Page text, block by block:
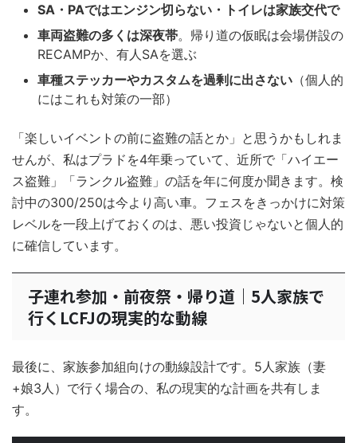
SA・PAではエンジン切らない・トイレは家族交代で
車両盗難の多くは深夜帯。帰り道の仮眠は会場併設の
RECAMPか、有人SAを選ぶ
車種ステッカーやカスタムを過剰に出さない （個人的
にはこれも対策の一部）
「楽しいイベントの前に盗難の話とか」と思うかもしれま
せんが、私はプラドを4年乗っていて、近所で「ハイエー
ス盗難」「ランクル盗難」の話を年に何度か聞きます。検
討中の300/250は今より高い車。フェスをきっかけに対策
レベルを一段上げておくのは、悪い投資じゃないと個人的
に確信しています。
子連れ参加・前夜祭・帰り道｜5人家族で
行くLCFJの現実的な動線
最後に、家族参加組向けの動線設計です。5人家族（妻
+娘3人）で行く場合の、私の現実的な計画を共有しま
す。